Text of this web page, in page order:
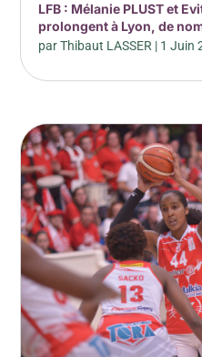
LFB : Mélanie PLUST et
prolongent à Lyon, de
parThibaut LASSER | 1 Juin